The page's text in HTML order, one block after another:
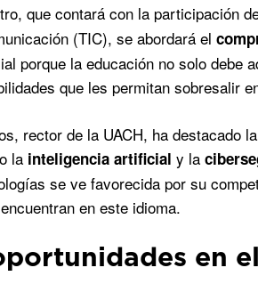
que contará con la participación
(TIC), se abordará el
porque la educación no solo debe
que les permitan sobresalir
rector de la UACH, ha destacado
la inteligencia artificial y la
se ve favorecida por su
en este idioma.
en